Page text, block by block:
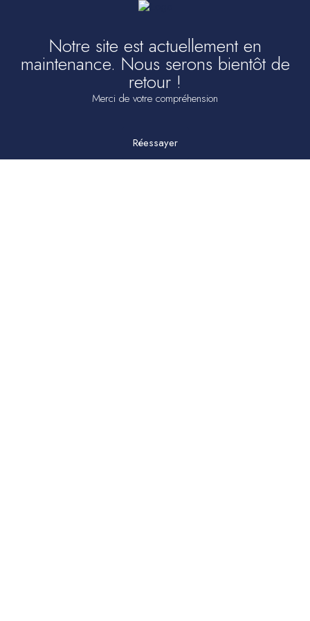
Notre site est actuellement en
maintenance. Nous serons bientôt de
retour !
Merci de votre compréhension
Réessayer